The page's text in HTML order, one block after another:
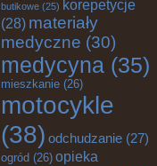
butikowe (25) korepetycje
(28) materiały
medyczne (30)
medycyna (35)
mieszkanie (26)
motocykle
(38) odchudzanie (27)
ogród (26) opieka